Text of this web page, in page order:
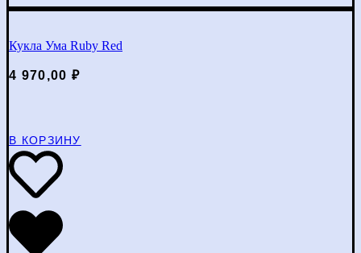
Кукла Ума Ruby Red
4 970,00 ₽
В КОРЗИНУ